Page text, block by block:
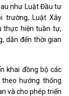
như Luật Đầu tư
trường, Luật Xây
thực hiện tuần tự,
dẫn đến thời gian
khai đồng bộ các
hướng thống
và cho phép triển